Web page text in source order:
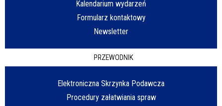
Kalendarium wydarzeń
Formularz kontaktowy
Newsletter
PRZEWODNIK
Elektroniczna Skrzynka Podawcza
Procedury załatwiania spraw